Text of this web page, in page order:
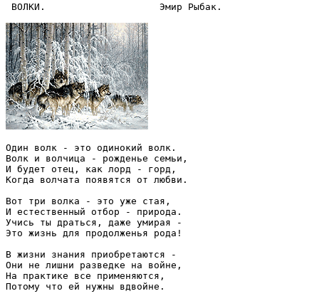
ВОЛКИ.                    Эмир Рыбак.
Один волк - это одинокий волк.
Волк и волчица - рожденье семьи,
И будет отец, как лорд - горд,
Когда волчата появятся от любви.
Вот три волка - это уже стая,
И естественный отбор - природа.
Учись ты драться, даже умирая -
Это жизнь для продолженья рода!
В жизни знания приобретаются -
Они не лишни разведке на войне,
На практике все применяются,
Потому что ей нужны вдвойне.